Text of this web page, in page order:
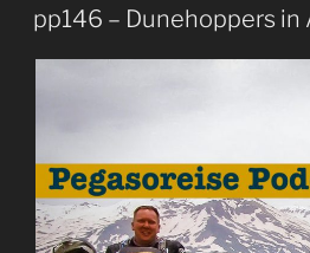
pp146 – Dunehoppers in